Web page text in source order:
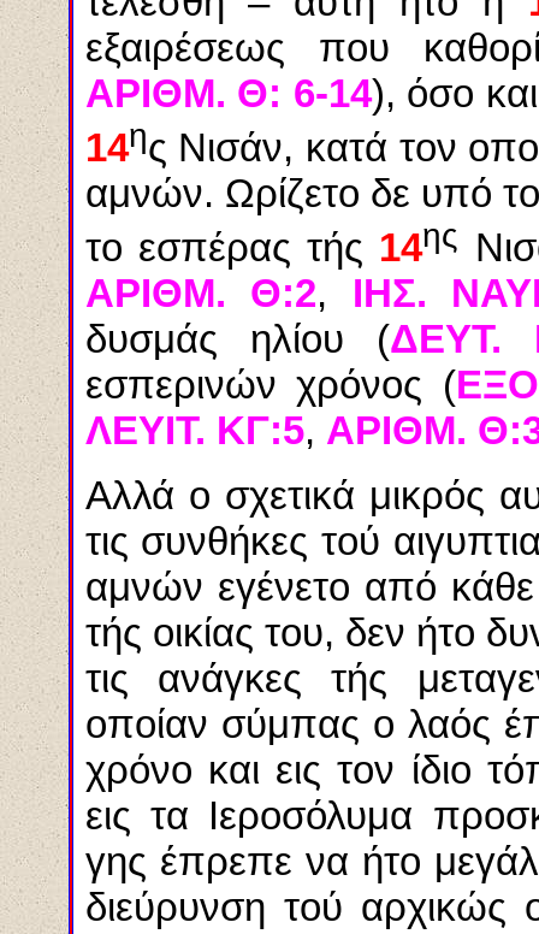
εξαιρέσεως που
ΑΡΙΘΜ. Θ: 6-14), όσο
14ης Νισάν, κατά τον
αμνών. Ωρίζετο δε υπό
το εσπέρας τής 14ης
ΑΡΙΘΜ. Θ:2, ΙΗΣ.
δυσμάς ηλίου (ΔΕΥΤ.
εσπερινών χρόνος (
ΛΕΥΙΤ. ΚΓ:5, ΑΡΙΘΜ.
Αλλά ο σχετικά μικρός
τις συνθήκες τού
αμνών εγένετο από
τής οικίας του, δεν ήτο
τις ανάγκες τής
οποίαν σύμπας ο λαός
χρόνο και εις τον ίδιο
εις τα Ιεροσόλυμα
γης έπρεπε να ήτο
διεύρυνση τού αρχικώς